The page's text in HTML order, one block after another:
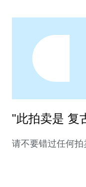
"此拍卖是 复
请不要错过任何拍